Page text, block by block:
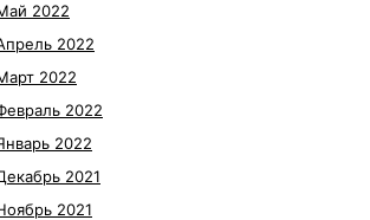
2022
2022
2022
2022
2022
2021
2021